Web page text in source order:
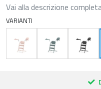
Vai alla descrizione
VARIANTI